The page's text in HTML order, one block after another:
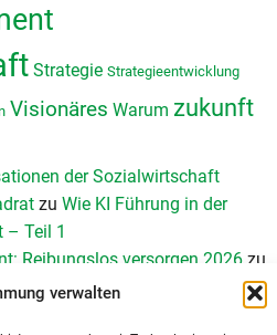
verwalten
Strategie Strategieentwicklung
Visionäres Warum zukunft
der Sozialwirtschaft
zu Wie KI Führung in der
– Teil 1
Reibungslos versorgen 2026 zu
in Organisationen der Sozialen